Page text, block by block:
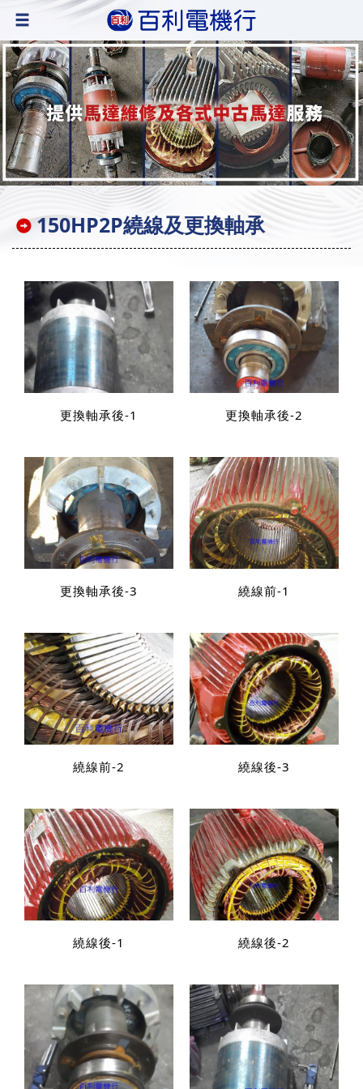
150HP2P繞線及更換軸承
更換軸承後-1 更換軸承後-2
更換軸承後-3 繞線前-1
繞線前-2 繞線後-3
繞線後-1 繞線後-2